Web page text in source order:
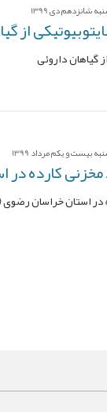
شانزدهم دی 1399
از
گیاهان داروئی
بیست و یکم مرداد 1399
مخزنی
در استان خراسان